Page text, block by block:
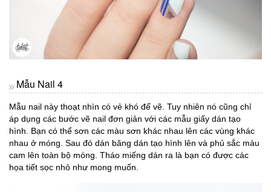
Mẫu Nail 4
Mẫu nail này thoạt nhìn có vẻ khó để vẽ. Tuy nhiên nó cũng chỉ
áp dụng các bước vẽ nail đơn giản với các mẫu giấy dán tạo
hình. Bạn có thể sơn các màu sơn khác nhau lên các vùng khác
nhau ở móng. Sau đó dán băng dán tạo hình lên và phủ sắc màu
cam lên toàn bộ móng. Tháo miếng dán ra là bạn có được các
họa tiết sọc nhỏ như mong muốn.